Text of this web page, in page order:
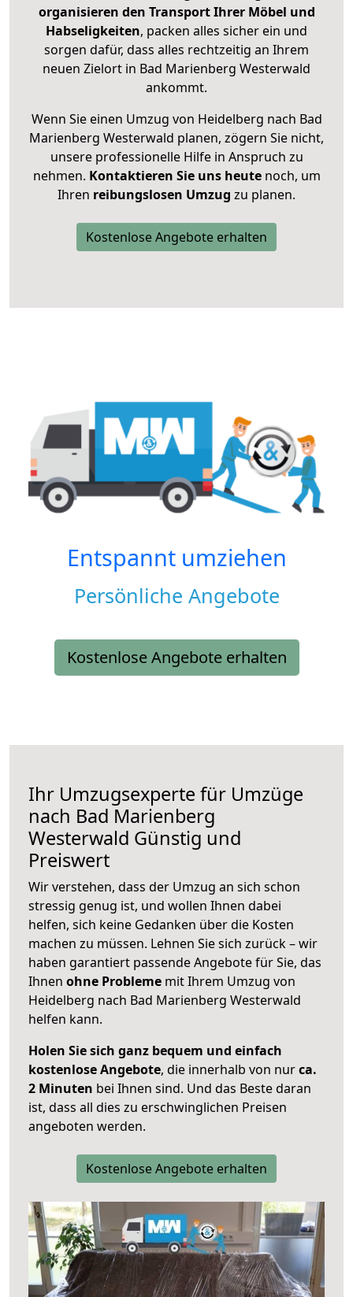
organisieren den Transport Ihrer Möbel und
Habseligkeiten, packen alles sicher ein und
sorgen dafür, dass alles rechtzeitig an Ihrem
neuen Zielort in Bad Marienberg Westerwald
ankommt.
Wenn Sie einen Umzug von Heidelberg nach Bad
Marienberg Westerwald planen, zögern Sie nicht,
unsere professionelle Hilfe in Anspruch zu
nehmen. Kontaktieren Sie uns heutenoch, um
Ihren reibungslosen Umzug zu planen.
Kostenlose Angebote erhalten
Entspannt umziehen
Persönliche Angebote
Kostenlose Angebote erhalten
Ihr Umzugsexperte für Umzüge
nach Bad Marienberg
Westerwald Günstig und
Preiswert
Wir verstehen, dass der Umzug an sich schon
stressig genug ist, und wollen Ihnen dabei
helfen, sich keine Gedanken über die Kosten
machen zu müssen. Lehnen Sie sich zurück – wir
haben garantiert passende Angebote für Sie, das
Ihnen ohne Probleme mit Ihrem Umzug von
Heidelberg nach Bad Marienberg Westerwald
helfen kann.
Holen Sie sich ganz bequem und einfach
kostenlose Angebote, die innerhalb von nurca.
2 Minuten bei Ihnen sind. Und das Beste daran
ist, dass all dies zu erschwinglichen Preisen
angeboten werden.
Kostenlose Angebote erhalten